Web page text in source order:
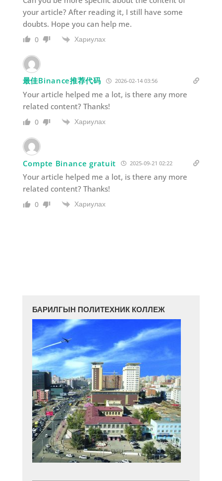
your article? After reading it, I still have some
doubts. Hope you can help me.
0 Хариулах
最佳Binance推荐代码 2026-02-14 03:56
Your article helped me a lot, is there any more
related content? Thanks!
0 Хариулах
Compte Binance gratuit 2025-09-21 02:22
Your article helped me a lot, is there any more
related content? Thanks!
0 Хариулах
БАРИЛГЫН ПОЛИТЕХНИК КОЛЛЕЖ